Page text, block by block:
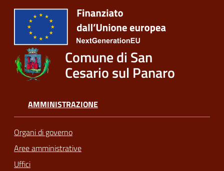
Comune di San
Cesario sul Panaro
AMMINISTRAZIONE
Organi di governo
Aree amministrative
Uffici